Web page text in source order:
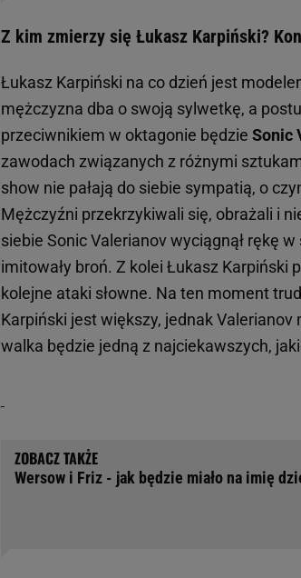
Z kim zmierzy się Łukasz Karpiński?
Łukasz Karpiński na co dzień jest
mężczyzna dba o swoją sylwetkę, a
przeciwnikiem w oktagonie będzie Sonic
zawodach związanych z różnymi
show nie pałają do siebie sympatią, o
Mężczyźni przekrzykiwali się, obrażali i
siebie Sonic Valerianov wyciągnął rękę
imitowały broń. Z kolei Łukasz Karpiński
kolejne ataki słowne. Na ten moment
Karpiński jest większy, jednak
walka będzie jedną z najciekawszych,
Wersow i Friz - jak będzie miało na imię